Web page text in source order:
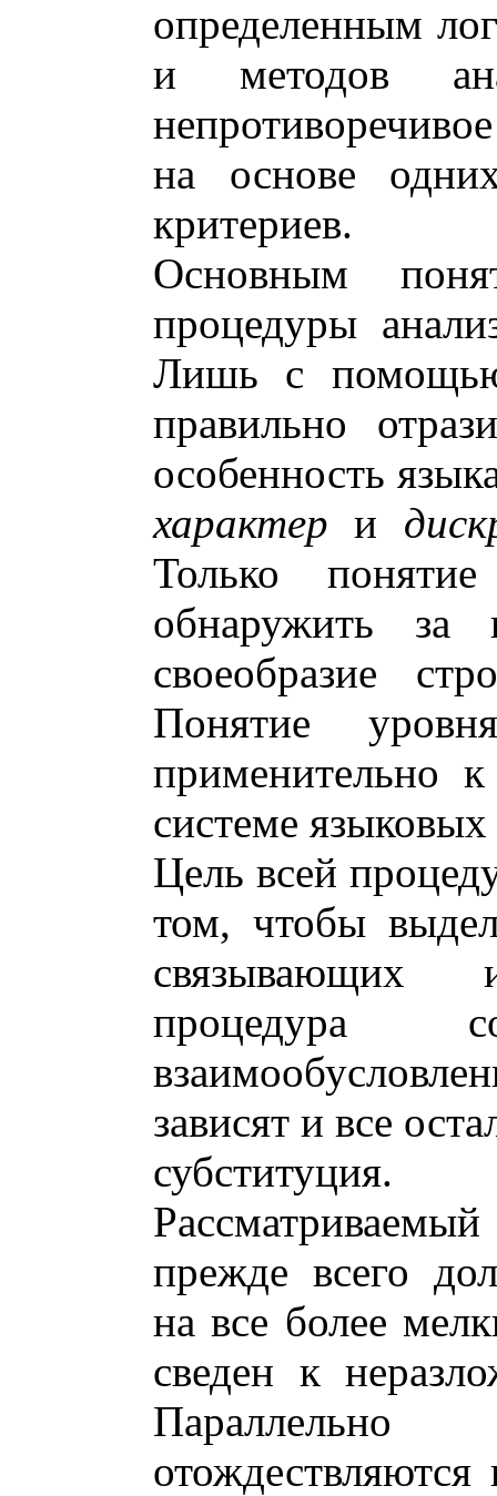
определенным
и методов
на основе
критериев.
Основным
процедуры
Лишь с помощью
правильно
особенность
характер и
Только
обнаружить за
своеобразие
Понятие
применительно
системе языковых
Цель всей
том, чтобы
процедура
зависят и все
субституция.
прежде всего
на все более
сведен к